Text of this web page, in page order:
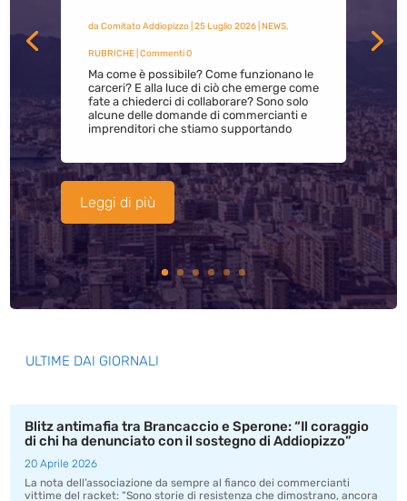
da Comitato Addiopizzo| 25 Luglio 2026| NEWS,
RUBRICHE| Commenti 0
Ma come è possibile? Come funzionano le
carceri? E alla luce di ciò che emerge come
fate a chiederci di collaborare? Sono solo
alcune delle domande di commercianti e
imprenditori che stiamo supportando
Leggi di più
ULTIME DAI GIORNALI
Blitz antimafia tra Brancaccio e Sperone: “Il coraggio
di chi ha denunciato con il sostegno di Addiopizzo”
20 Aprile 2026
La nota dell’associazione da sempre al fianco dei commercianti
vittime del racket: “Sono storie di resistenza che dimostrano, ancora